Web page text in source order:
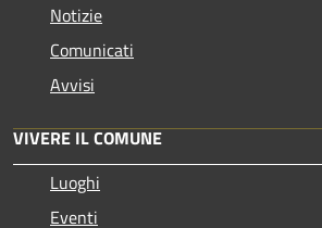
Notizie
Comunicati
Avvisi
VIVERE IL COMUNE
Luoghi
Eventi